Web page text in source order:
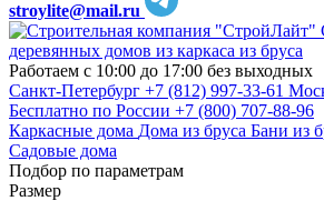
stroylite@mail.ru
деревянных домов из каркаса из бруса
Работаем с 10:00 до 17:00 без выходных
Санкт-Петербург +7 (812) 997-33-61
Бесплатно по России +7 (800) 707-88-96
Каркасные дома Дома из бруса Бани из
Садовые дома
Подбор по параметрам
Размер